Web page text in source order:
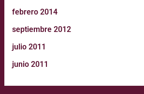
febrero 2014
septiembre 2012
julio 2011
junio 2011